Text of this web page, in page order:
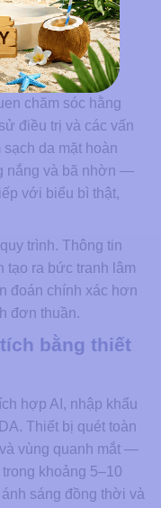
cùng
chăm sóc hằng
điều trị và các vấn
da mặt hoàn
nắng và bã nhờn —
với biểu bì thật,
trình. Thông tin
tạo ra bức tranh lâm
đoán chính xác hơn
đơn thuần.
bằng thiết
hợp AI, nhập khẩu
Thiết bị quét toàn
vùng quanh mắt —
khoảng 5–10
sáng đồng thời và